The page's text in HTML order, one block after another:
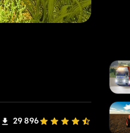
29 896